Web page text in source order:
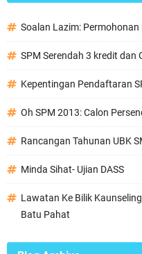
Soalan Lazim:
SPM Serendah 3 kredit dan
Kepentingan Pendaftaran
Oh SPM 2013: Calon
Rancangan Tahunan UBK
Minda Sihat- Ujian DASS
Lawatan Ke Bilik
Batu Pahat